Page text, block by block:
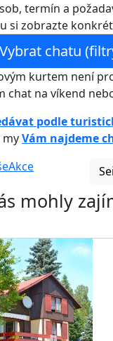
termín a
si zobrazte
Vybrat chatu
kurtem není
chat na víkend
podle
myVám najdeme
Akce
mohly